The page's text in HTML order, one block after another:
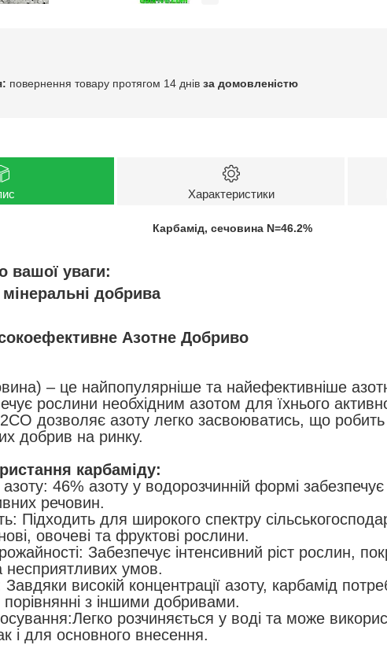
повернення товару протягом 14 днів за домовленістю
Характеристики
Карбамід, сечовина N=46.2%
вашої уваги:
мінеральні добрива
Азотне Добриво
– це найпопулярніше та найефективніше
рослини необхідним азотом для їхнього
дозволяє азоту легко засвоюватись, що
добрив на ринку.
карбаміду:
азоту: 46% азоту у водорозчинній формі
речовин.
Підходить для широкого спектру
овочеві та фруктові рослини.
Забезпечує інтенсивний ріст рослин,
несприятливих умов.
Завдяки високій концентрації азоту, карбамід
з іншими добривами.
розчиняється у воді та може
і для основного внесення.